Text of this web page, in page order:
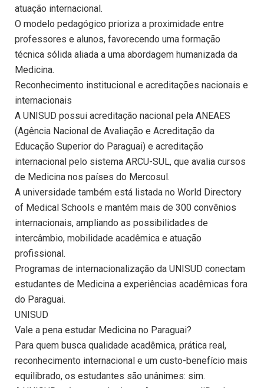
atuação internacional.
O modelo pedagógico prioriza a proximidade entre
professores e alunos, favorecendo uma formação
técnica sólida aliada a uma abordagem humanizada da
Medicina.
Reconhecimento institucional e acreditações nacionais e
internacionais
A UNISUD possui acreditação nacional pela ANEAES
(Agência Nacional de Avaliação e Acreditação da
Educação Superior do Paraguai) e acreditação
internacional pelo sistema ARCU-SUL, que avalia cursos
de Medicina nos países do Mercosul.
A universidade também está listada no World Directory
of Medical Schools e mantém mais de 300 convênios
internacionais, ampliando as possibilidades de
intercâmbio, mobilidade acadêmica e atuação
profissional.
Programas de internacionalização da UNISUD conectam
estudantes de Medicina a experiências acadêmicas fora
do Paraguai.
UNISUD
Vale a pena estudar Medicina no Paraguai?
Para quem busca qualidade acadêmica, prática real,
reconhecimento internacional e um custo-benefício mais
equilibrado, os estudantes são unânimes: sim.